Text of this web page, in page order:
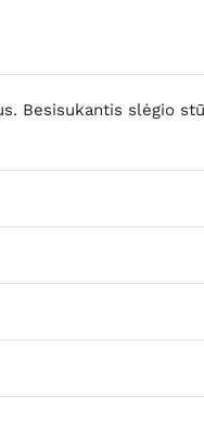
Besisukantis slėgio